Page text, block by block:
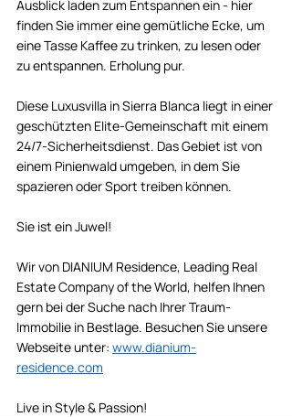
Ausblick laden zum Entspannen ein - hier
finden Sie immer eine gemütliche Ecke, um
eine Tasse Kaffee zu trinken, zu lesen oder
zu entspannen. Erholung pur.
Diese Luxusvilla in Sierra Blanca liegt in einer
geschützten Elite-Gemeinschaft mit einem
24/7-Sicherheitsdienst. Das Gebiet ist von
einem Pinienwald umgeben, in dem Sie
spazieren oder Sport treiben können.
Sie ist ein Juwel!
Wir von DIANIUM Residence, Leading Real
Estate Company of the World, helfen Ihnen
gern bei der Suche nach Ihrer Traum-
Immobilie in Bestlage. Besuchen Sie unsere
Webseite unter: www.dianium-
residence.com
Live in Style & Passion!